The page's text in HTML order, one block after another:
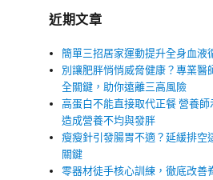
近期文章
簡單三招居家運動提升全身血液
別讓肥胖悄悄威脅健康？專業醫
全關鍵，助你遠離三高風險
高蛋白不能直接取代正餐 營養
造成營養不均與發胖
瘦瘦針引發腸胃不適？延緩排空
關鍵
零器材徒手核心訓練，徹底改善